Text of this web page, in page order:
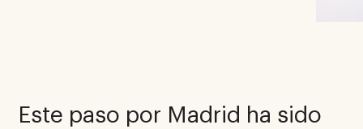
Este paso por Madrid ha sido